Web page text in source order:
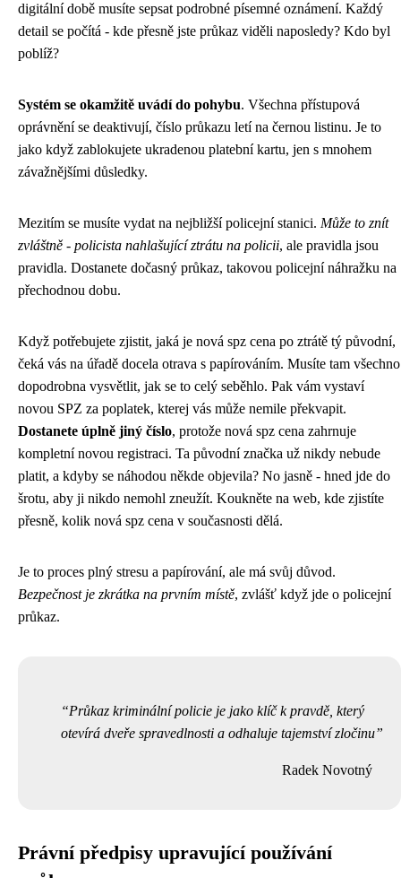
digitální době musíte sepsat podrobné písemné oznámení. Každý
detail se počítá - kde přesně jste průkaz viděli naposledy? Kdo byl
poblíž?
Systém se okamžitě uvádí do pohybu. Všechna přístupová
oprávnění se deaktivují, číslo průkazu letí na černou listinu. Je to
jako když zablokujete ukradenou platební kartu, jen s mnohem
závažnějšími důsledky.
Mezitím se musíte vydat na nejbližší policejní stanici. Může to znít
zvláštně - policista nahlašující ztrátu na policii, ale pravidla jsou
pravidla. Dostanete dočasný průkaz, takovou policejní náhražku na
přechodnou dobu.
Když potřebujete zjistit, jaká je nová spz cena po ztrátě tý původní,
čeká vás na úřadě docela otrava s papírováním. Musíte tam všechno
dopodrobna vysvětlit, jak se to celý seběhlo. Pak vám vystaví
novou SPZ za poplatek, kterej vás může nemile překvapit.
Dostanete úplně jiný číslo, protože nová spz cena zahrnuje
kompletní novou registraci. Ta původní značka už nikdy nebude
platit, a kdyby se náhodou někde objevila? No jasně - hned jde do
šrotu, aby ji nikdo nemohl zneužít. Koukněte na web, kde zjistíte
přesně, kolik nová spz cena v současnosti dělá.
Je to proces plný stresu a papírování, ale má svůj důvod.
Bezpečnost je zkrátka na prvním místě, zvlášť když jde o policejní
průkaz.
Průkaz kriminální policie je jako klíč k pravdě, který
otevírá dveře spravedlnosti a odhaluje tajemství zločinu
Radek Novotný
Právní předpisy upravující používání